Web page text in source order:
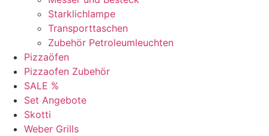
Starklichlampe
Transporttaschen
Zubehör Petroleumleuchten
Pizzaöfen
Pizzaofen Zubehör
SALE %
Set Angebote
Skotti
Weber Grills